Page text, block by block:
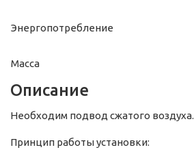
Энергопотребление
Масса
Описание
Необходим подвод сжатого воздуха.
Принцип работы установки: